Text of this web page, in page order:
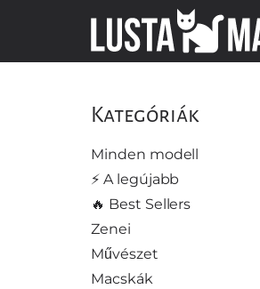
Kategóriák
Minden modell
⚡️ A legújabb
🔥 Best Sellers
Zenei
Művészet
Macskák